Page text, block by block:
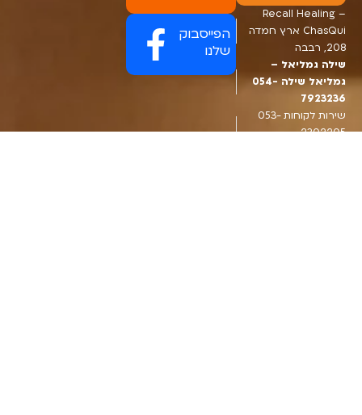
Recall Healing –
ChasQui ארץ חמדה
208, רבבה
שילה גמליאל –
גמליאל שילה 054-
7923236
שירות לקוחות 053-
2302205
הפייסבוק
שלנו